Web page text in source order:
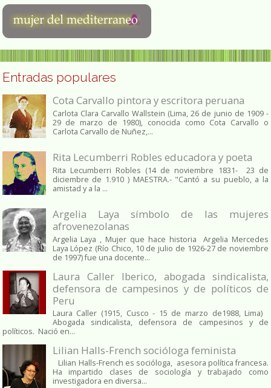
Entradas populares
Cota Carvallo pintora y escritora peruana
Carlota Clara Carvallo Wallstein (Lima, 26 de junio de 1909 -
29 de marzo de 1980), conocida como Cota Carvallo o
Carlota Carvallo de Nuñez,...
Rita Lecumberri Robles educadora y poeta
Rita Lecumberri Robles (14 de noviembre 1831- 23 de
diciembre de 1.910 ) MAESTRA.- "Cantó a su pueblo, a la
amistad y a la ...
Argelia Laya símbolo de las mujeres
afrovenezolanas
Argelia Laya , Mujer que hace historia Argelia Mercedes
Laya López (Río Chico, 10 de julio de 1926-27 de noviembre
de 1997) fue una docente...
Laura Caller Iberico, abogada sindicalista,
defensora de campesinos y de políticos de
Peru
Laura Caller (1915, Cusco - 15 de marzo de1988, Lima)
Abogada sindicalista, defensora de campesinos y de
políticos. Nació en...
Lilian Halls-French socióloga feminista
Lilian Halls-French es socióloga, asesora política francesa.
Ha impartido clases de sociología y trabajado como
investigadora en diversa...